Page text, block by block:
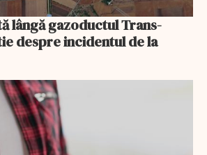
lângă gazoductul Trans-
despre incidentul de la